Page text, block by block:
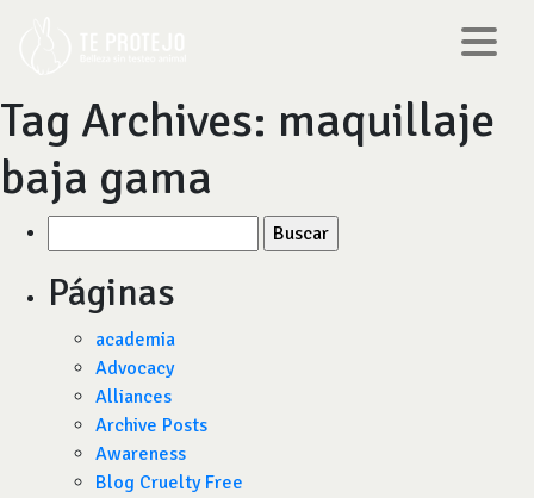
Tag Archives: maquillaje
baja gama
por:
Páginas
academia
Advocacy
Alliances
Archive Posts
Awareness
Blog Cruelty Free